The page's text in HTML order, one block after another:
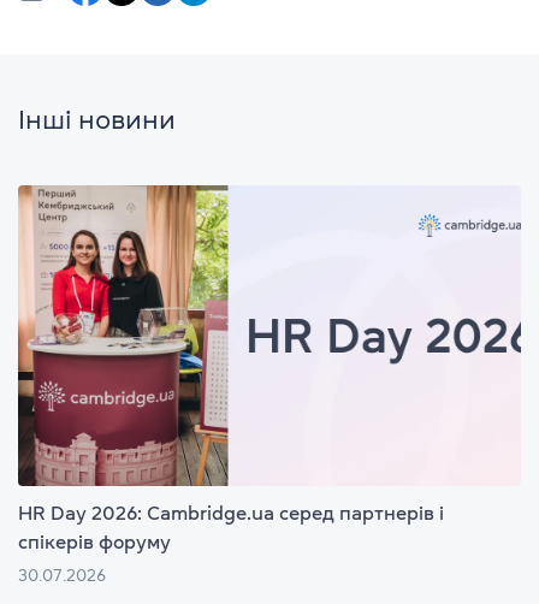
Інші новини
HR Day 2026: Cambridge.ua серед партнерів і
спікерів форуму
30.07.2026